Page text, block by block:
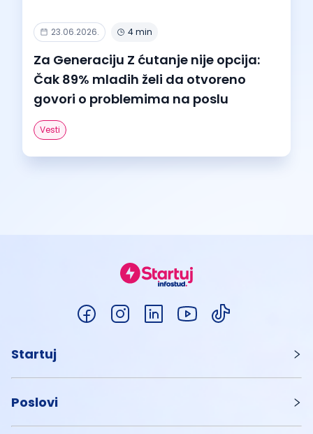
23.06.2026. 4 min
Za Generaciju Z ćutanje nije opcija:
Čak 89% mladih želi da otvoreno
govori o problemima na poslu
Vesti
Startuj
Poslovi